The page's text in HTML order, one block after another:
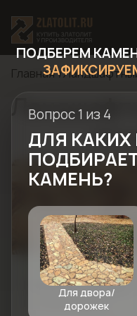
Главная
Ландшафт
Каменная крошка
из златолита
ПОДБЕРЕМ
Вопрос 1 из 4
ДЛЯ КАКИХ
КАМЕНЬ?
Для двора/
дорожек